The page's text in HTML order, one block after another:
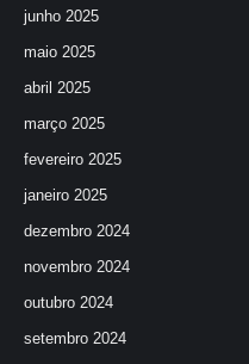
junho 2025
maio 2025
abril 2025
março 2025
fevereiro 2025
janeiro 2025
dezembro 2024
novembro 2024
outubro 2024
setembro 2024